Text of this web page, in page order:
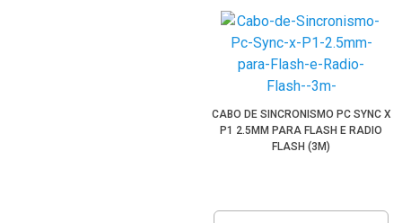
CABO DE SINCRONISMO PC SYNC X
P1 2.5MM PARA FLASH E RADIO
FLASH (3M)